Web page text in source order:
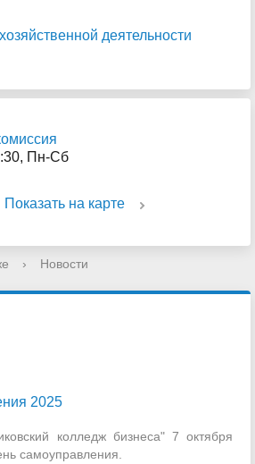
деятельности
Пн-Сб
Показать на карте
› Новости
2025
колледж бизнеса" 7 октября
самоуправления.